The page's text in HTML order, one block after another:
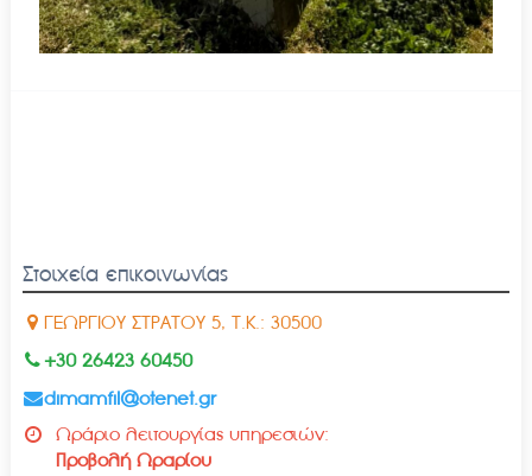
Στοιχεία επικοινωνίας
ΓΕΩΡΓΙΟΥ ΣΤΡΑΤΟΥ 5, Τ.Κ.: 30500
+30 26423 60450
dimamfil@otenet.gr
Ωράριο λειτουργίας υπηρεσιών:
Προβολή Ωραρίου